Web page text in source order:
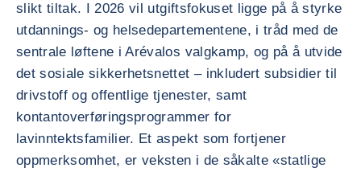
slikt tiltak. I 2026 vil utgiftsfokuset ligge på å styrke
utdannings- og helsedepartementene, i tråd med de
sentrale løftene i Arévalos valgkamp, og på å utvide
det sosiale sikkerhetsnettet – inkludert subsidier til
drivstoff og offentlige tjenester, samt
kontantoverføringsprogrammer for
lavinntektsfamilier. Et aspekt som fortjener
oppmerksomhet, er veksten i de såkalte «statlige